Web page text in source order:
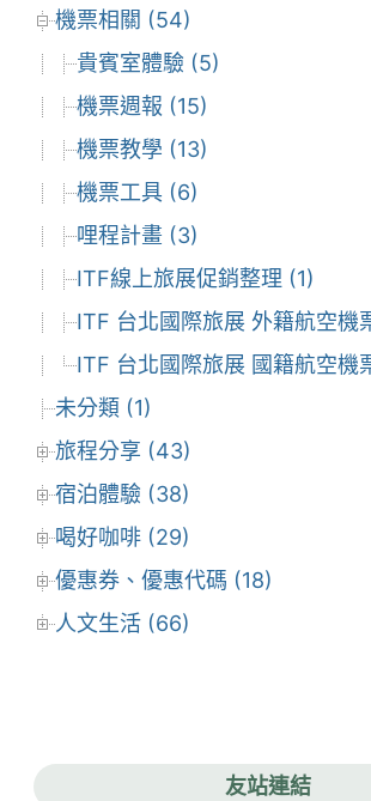
機票相關 (54)
貴賓室體驗 (5)
機票週報 (15)
機票教學 (13)
機票工具 (6)
哩程計畫 (3)
ITF線上旅展促銷整理 (1)
ITF 台北國際旅展 外籍航空機
ITF 台北國際旅展 國籍航空機
未分類 (1)
旅程分享 (43)
宿泊體驗 (38)
喝好咖啡 (29)
優惠券、優惠代碼 (18)
人文生活 (66)
友站連結